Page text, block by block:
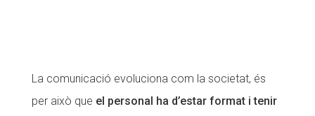
La comunicació evoluciona com la societat, és
per això que el personal ha d’estar format i tenir